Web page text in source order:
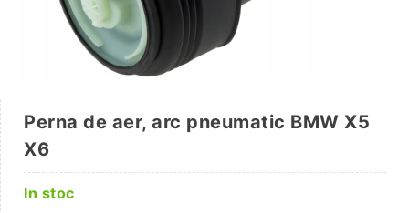
Perna de aer, arc pneumatic BMW X5
X6
In stoc